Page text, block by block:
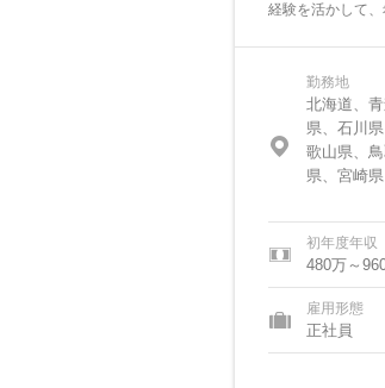
経験を活かして
勤務地
北海道、
県、石川
歌山県、
県、宮崎
初年度年収
480万～
雇用形態
正社員